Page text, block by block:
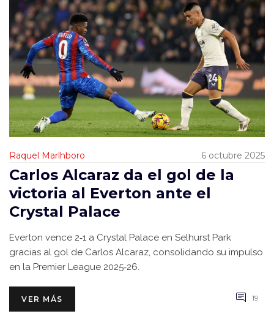
Raquel Marlhboro 6 octubre 2025
Carlos Alcaraz da el gol de la
victoria al Everton ante el
Crystal Palace
Everton vence 2‑1 a Crystal Palace en Selhurst Park
gracias al gol de Carlos Alcaraz, consolidando su impulso
en la Premier League 2025‑26.
VER MÁS 19